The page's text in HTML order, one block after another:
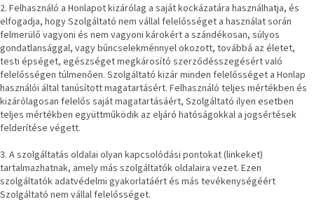
2. Felhasználó a Honlapot kizárólag a saját kockázatára használhatja, és
elfogadja, hogy Szolgáltató nem vállal felelősséget a használat során
felmerülő vagyoni és nem vagyoni károkért a szándékosan, súlyos
gondatlansággal, vagy bűncselekménnyel okozott, továbbá az életet,
testi épséget, egészséget megkárosító szerződésszegésért való
felelősségen túlmenően. Szolgáltató kizár minden felelősséget a Honlap
használói által tanúsított magatartásért. Felhasználó teljes mértékben és
kizárólagosan felelős saját magatartásáért, Szolgáltató ilyen esetben
teljes mértékben együttműködik az eljáró hatóságokkal a jogsértések
felderítése végett.
3. A szolgáltatás oldalai olyan kapcsolódási pontokat (linkeket)
tartalmazhatnak, amely más szolgáltatók oldalaira vezet. Ezen
szolgáltatók adatvédelmi gyakorlatáért és más tevékenységéért
Szolgáltató nem vállal felelősséget.